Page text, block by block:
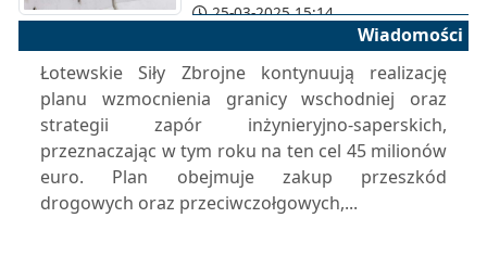
25-03-2025 15:14
Wiadomości
Łotewskie Siły Zbrojne kontynuują realizację
planu wzmocnienia granicy wschodniej oraz
strategii zapór inżynieryjno-saperskich,
przeznaczając w tym roku na ten cel 45 milionów
euro. Plan obejmuje zakup przeszkód
drogowych oraz przeciwczołgowych,...